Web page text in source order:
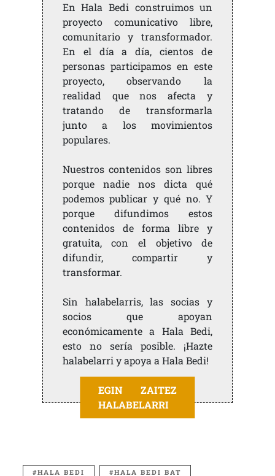
En Hala Bedi construimos un
proyecto comunicativo libre,
comunitario y transformador.
En el día a día, cientos de
personas participamos en este
proyecto, observando la
realidad que nos afecta y
tratando de transformarla
junto a los movimientos
populares.
Nuestros contenidos son libres
porque nadie nos dicta qué
podemos publicar y qué no. Y
porque difundimos estos
contenidos de forma libre y
gratuita, con el objetivo de
difundir, compartir y
transformar.
Sin halabelarris, las socias y
socios que apoyan
económicamente a Hala Bedi,
esto no sería posible. ¡Hazte
halabelarri y apoya a Hala Bedi!
EGIN ZAITEZ
HALABELARRI
HALA BEDI HALA BEDI BAT